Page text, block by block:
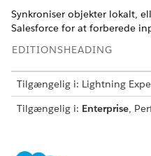
Synkroniser objekter lokalt,
Salesforce for at forberede
EDITIONSHEADING
Tilgængelig i: Lightning
Tilgængelig i: Enterprise,
Synkroniser dine lokale